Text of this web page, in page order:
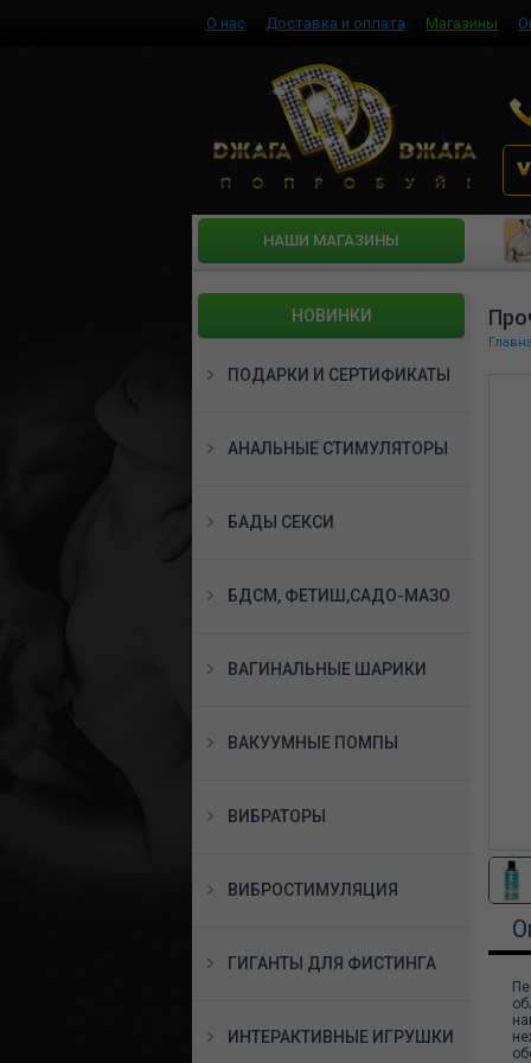
О нас Доставка и оплата Магазины
HАШИ МАГАЗИНЫ
НОВИНКИ
ПОДАРКИ И СЕРТИФИКАТЫ
АНАЛЬНЫЕ СТИМУЛЯТОРЫ
БАДЫ СЕКСИ
БДСМ, ФЕТИШ,САДО-МАЗО
ВАГИНАЛЬНЫЕ ШАРИКИ
ВАКУУМНЫЕ ПОМПЫ
ВИБРАТОРЫ
ВИБРОСТИМУЛЯЦИЯ
ГИГАНТЫ ДЛЯ ФИСТИНГА
ИНТЕРАКТИВНЫЕ ИГРУШКИ